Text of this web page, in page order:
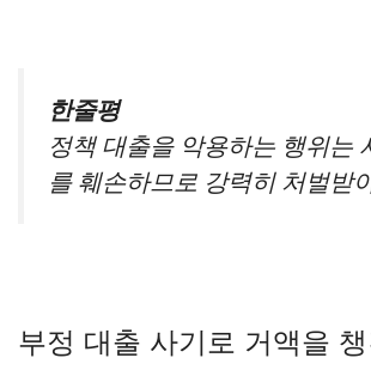
한줄평
정책 대출을 악용하는 행위는
를 훼손하므로 강력히 처벌받
부정 대출 사기로 거액을